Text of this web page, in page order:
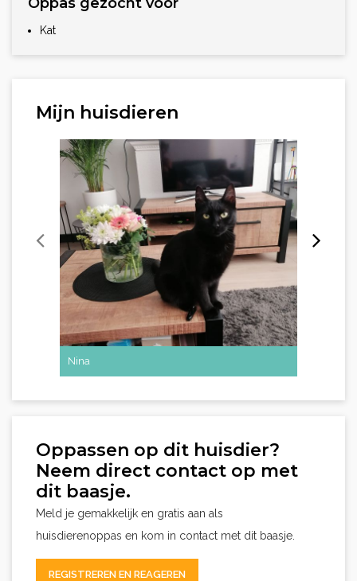
Kat
Mijn huisdieren
Nina
Oppassen op dit huisdier?
Neem direct contact op met
dit baasje.
Meld je gemakkelijk en gratis aan als
huisdierenoppas en kom in contact met dit baasje.
REGISTREREN EN REAGEREN